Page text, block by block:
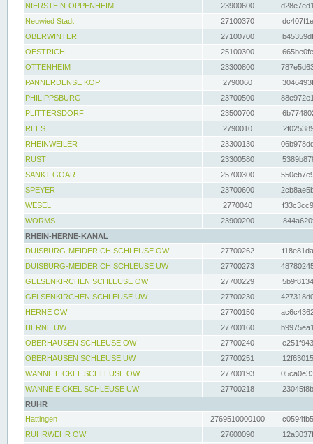
NIERSTEIN-OPPENHEIM
23900600
Neuwied Stadt
27100370
OBERWINTER
27100700
OESTRICH
25100300
OTTENHEIM
23300800
PANNERDENSE KOP
2790060
PHILIPPSBURG
23700500
PLITTERSDORF
23500700
REES
2790010
RHEINWEILER
23300130
RUST
23300580
SANKT GOAR
25700300
SPEYER
23700600
WESEL
2770040
WORMS
23900200
RHEIN-HERNE-KANAL
DUISBURG-MEIDERICH SCHLEUSE OW
27700262
DUISBURG-MEIDERICH SCHLEUSE UW
27700273
GELSENKIRCHEN SCHLEUSE OW
27700229
GELSENKIRCHEN SCHLEUSE UW
27700230
HERNE OW
27700150
HERNE UW
27700160
OBERHAUSEN SCHLEUSE OW
27700240
OBERHAUSEN SCHLEUSE UW
27700251
WANNE EICKEL SCHLEUSE OW
27700193
WANNE EICKEL SCHLEUSE UW
27700218
RUHR
Hattingen
2769510000100
RUHRWEHR OW
27600090